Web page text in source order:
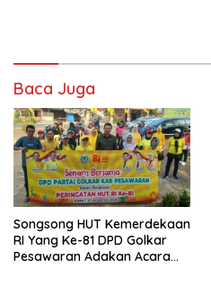
Baca Juga
Songsong HUT Kemerdekaan
RI Yang Ke-81 DPD Golkar
Pesawaran Adakan Acara